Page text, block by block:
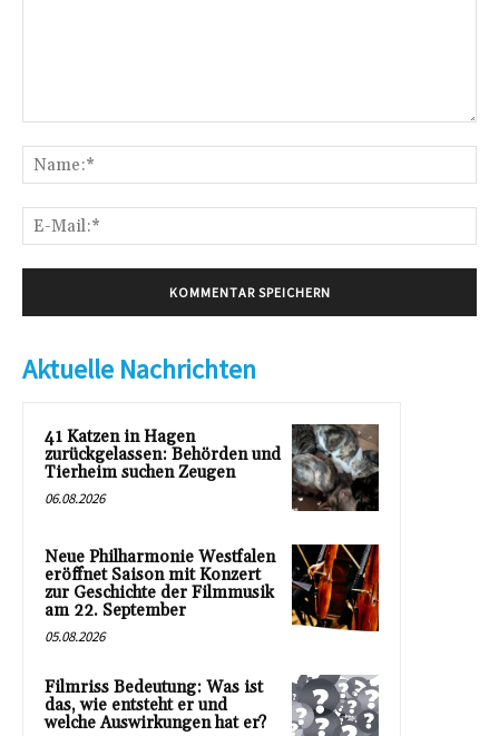
Aktuelle Nachrichten
41 Katzen in Hagen
zurückgelassen: Behörden und
Tierheim suchen Zeugen
06.08.2026
Neue Philharmonie Westfalen
eröffnet Saison mit Konzert
zur Geschichte der Filmmusik
am 22. September
05.08.2026
Filmriss Bedeutung: Was ist
das, wie entsteht er und
welche Auswirkungen hat er?